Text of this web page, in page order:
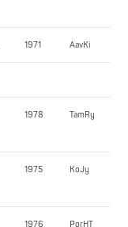
1971 AavKi
1978 TamRy
1975 KoJy
1976 PorHT